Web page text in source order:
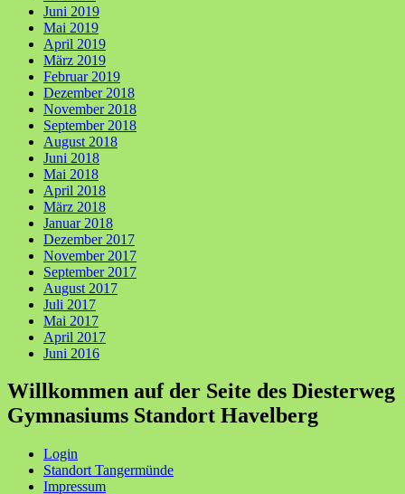
Juni 2019
Mai 2019
April 2019
März 2019
Februar 2019
Dezember 2018
November 2018
September 2018
August 2018
Juni 2018
Mai 2018
April 2018
März 2018
Januar 2018
Dezember 2017
November 2017
September 2017
August 2017
Juli 2017
Mai 2017
April 2017
Juni 2016
Willkommen auf der Seite des Diesterweg
Gymnasiums Standort Havelberg
Login
Standort Tangermünde
Impressum